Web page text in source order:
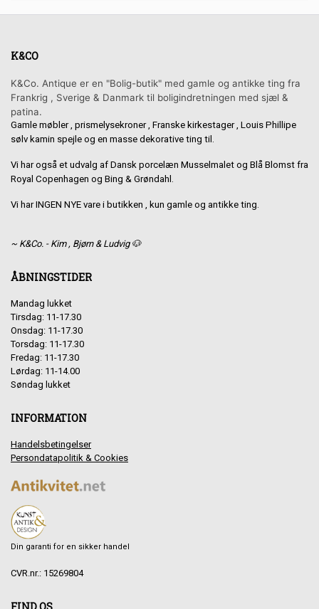
K&CO
K&Co. Antique er en "Bolig-butik" med gamle og antikke ting fra
Frankrig , Sverige & Danmark til boligindretningen med sjæl &
patina.
Gamle møbler , prismelysekroner , Franske kirkestager , Louis Phillipe
sølv kamin spejle og en masse dekorative ting til.
Vi har også et udvalg af Dansk porcelæn Musselmalet og Blå Blomst fra
Royal Copenhagen og Bing & Grøndahl.
Vi har INGEN NYE vare i butikken , kun gamle og antikke ting.
~ K&Co. - Kim , Bjørn & Ludvig 🐶
ÅBNINGSTIDER
Mandag lukket
Tirsdag: 11-17.30
Onsdag: 11-17.30
Torsdag: 11-17.30
Fredag: 11-17.30
Lørdag: 11-14.00
Søndag lukket
INFORMATION
Handelsbetingelser
Persondatapolitik & Cookies
Din garanti for en sikker handel
CVR.nr.: 15269804